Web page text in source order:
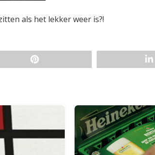
als het lekker weer is?!